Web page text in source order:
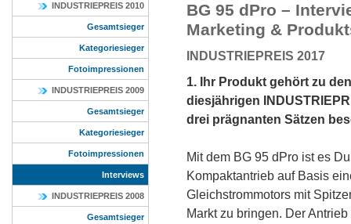
INDUSTRIEPREIS 2010
Gesamtsieger
Kategoriesieger
Fotoimpressionen
INDUSTRIEPREIS 2009
Gesamtsieger
Kategoriesieger
Fotoimpressionen
Interviews
INDUSTRIEPREIS 2008
Gesamtsieger
BG 95 dPro –
Marketing &
INDUSTRIEPREIS 2017
1. Ihr Produkt gehört zu
diesjährigen
drei prägnanten Sätzen
Mit dem BG 95 dPro ist es
Kompaktantrieb auf Basis
Gleichstrommotors mit
Markt zu bringen. Der